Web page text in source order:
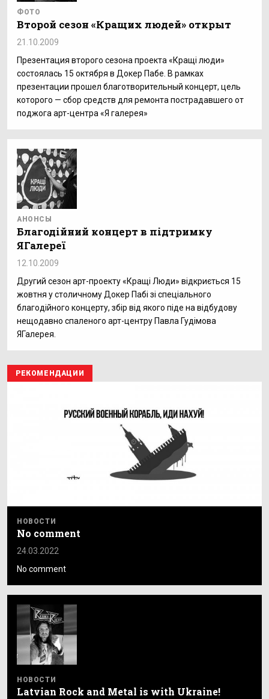
ФОТО
Второй сезон «Кращих людей» открыт
21.10.2009
Презентация второго сезона проекта «Кращi люди»
состоялась 15 октября в Докер Пабе. В рамках
презентации прошел благотворительный концерт, цель
которого — сбор средств для ремонта пострадавшего от
поджога арт-центра «Я галерея»
АНОНСЫ
Благодійний концерт в підтримку
ЯГалереї
12.10.2009
Другий сезон арт-проекту «Кращі Люди» відкриється 15
жовтня у столичному Докер Пабі зі спеціального
благодійного концерту, збір від якого піде на відбудову
нещодавно спаленого арт-центру Павла Гудімова
ЯГалерея.
РЕКОМЕНДАЦИИ
НОВОСТИ
No comment
24.03.2022
No comment
НОВОСТИ
Latvian Rock and Metal is with Ukraine!